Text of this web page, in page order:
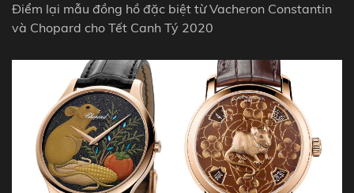
Điểm lại mẫu đồng hồ đặc biệt từ Vacheron Constantin
và Chopard cho Tết Canh Tý 2020